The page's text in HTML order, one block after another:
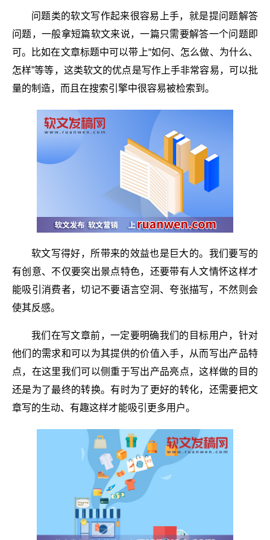
问题类的软文写作起来很容易上手，就是提问题解答
问题，一般拿短篇软文来说，一篇只需要解答一个问题即
可。比如在文章标题中可以带上“如何、怎么做、为什么、
怎样”等等，这类软文的优点是写作上手非常容易，可以批
量的制造，而且在搜索引擎中很容易被检索到。
软文写得好，所带来的效益也是巨大的。我们要写的
有创意、不仅要突出景点特色，还要带有人文情怀这样才
能吸引消费者，切记不要语言空洞、夸张描写，不然则会
使其反感。
我们在写文章前，一定要明确我们的目标用户，针对
他们的需求和可以为其提供的价值入手，从而写出产品特
点，在这里我们可以侧重于写出产品亮点，这样做的目的
还是为了最终的转换。有时为了更好的转化，还需要把文
章写的生动、有趣这样才能吸引更多用户。